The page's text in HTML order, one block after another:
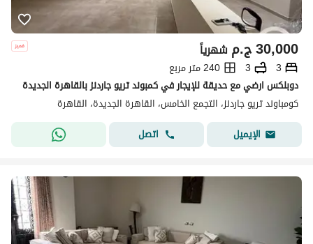
ج.م30,000 شهرياً
3
3
240 متر مربع
دوبلكس ارضي مع حديقة للإيجار في كمبوند تريو جاردنز بالقاهرة الجديدة
كومباوند تريو جاردنز، التجمع الخامس، القاهرة الجديدة، القاهرة
الإيميل
اتصل